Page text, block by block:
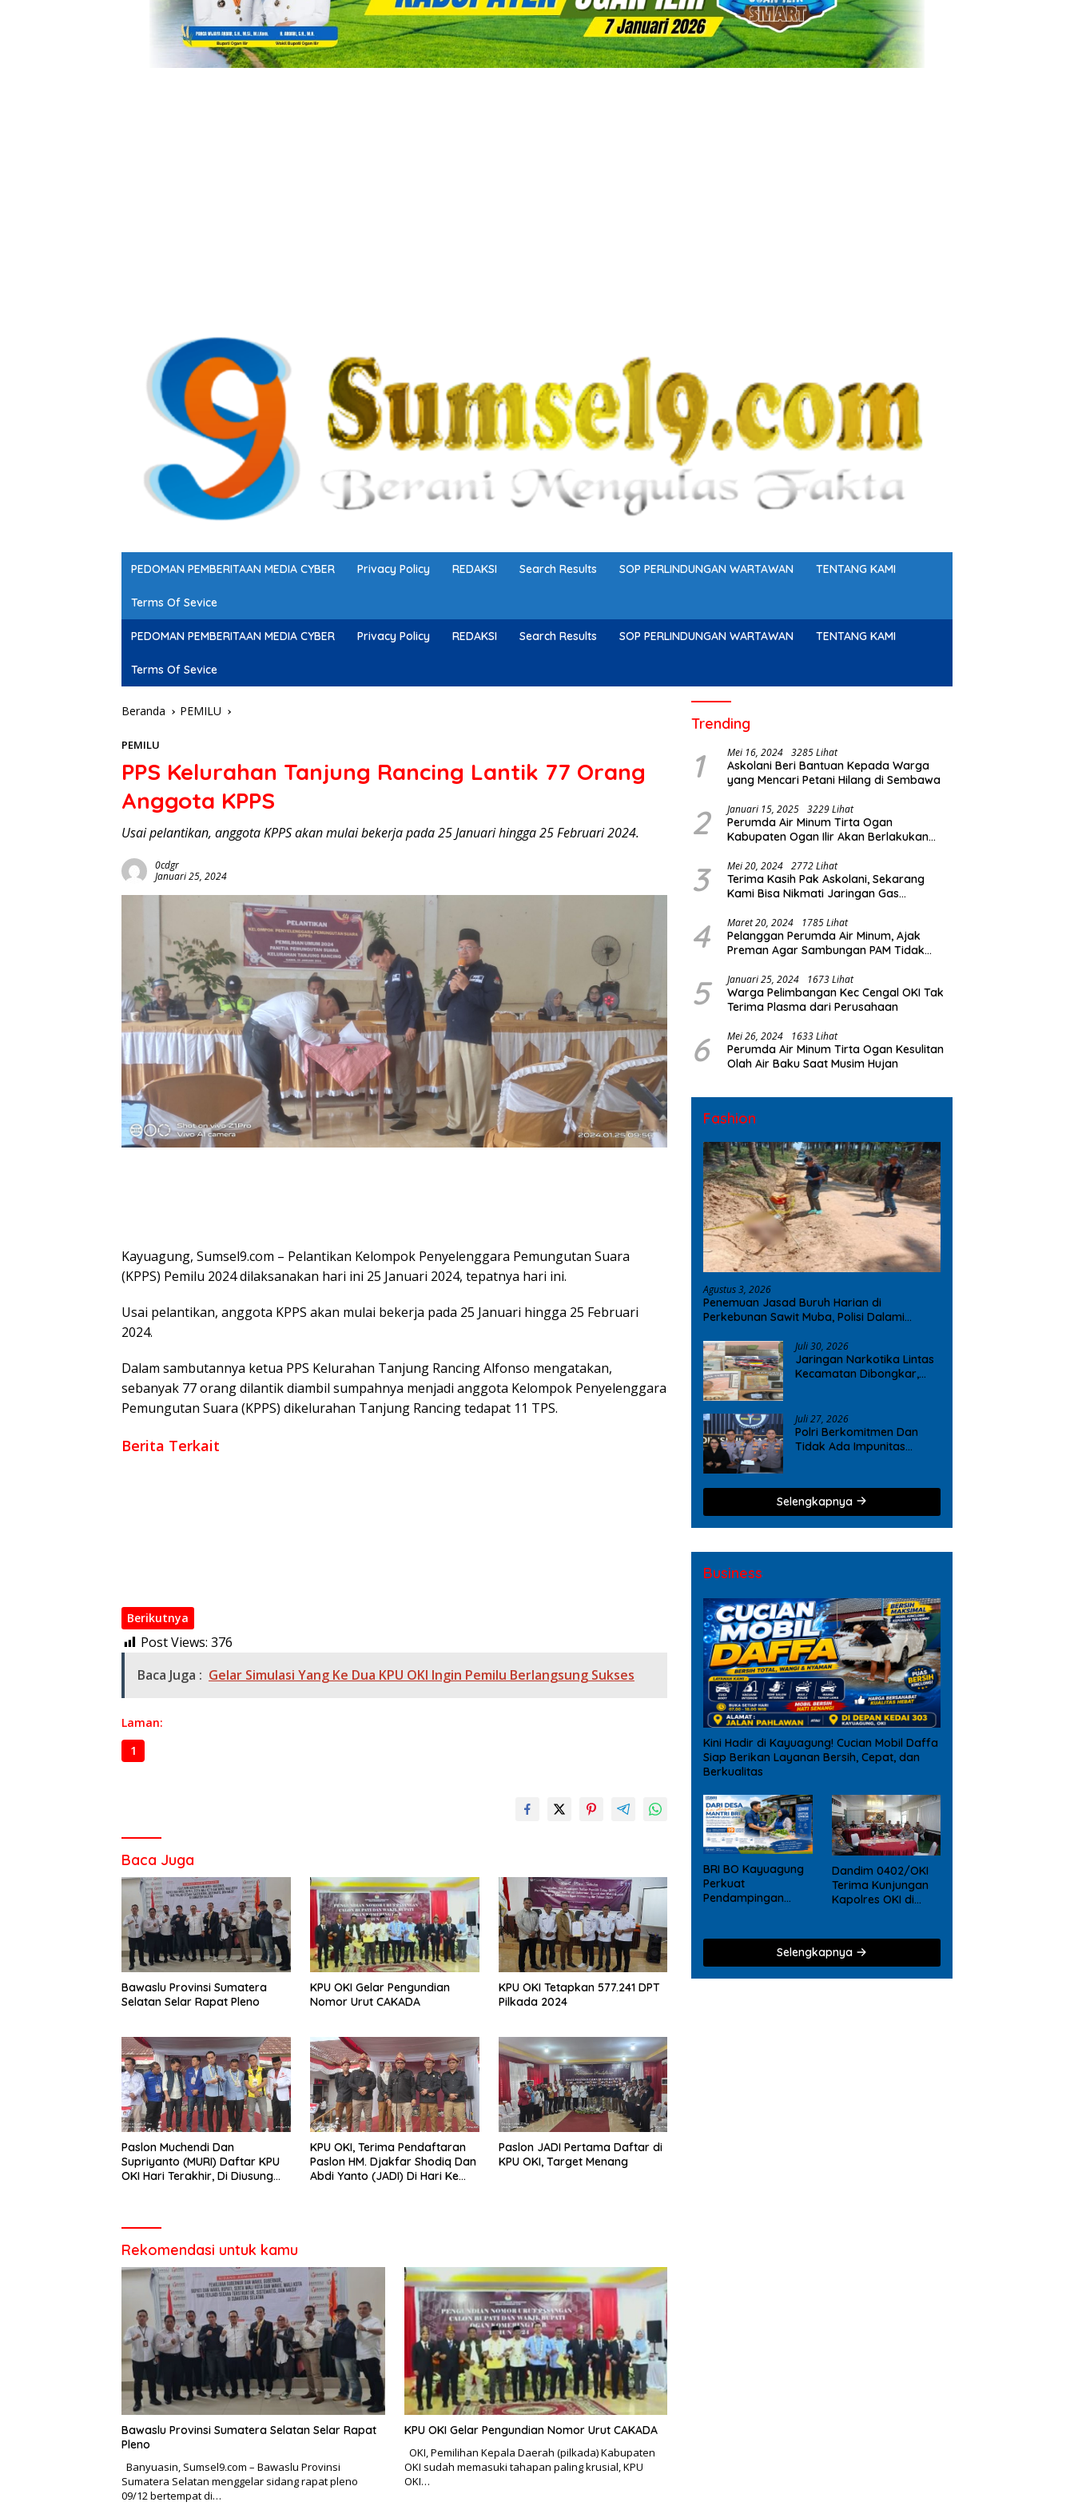
PEDOMAN PEMBERITAAN MEDIA CYBER Privacy Policy REDAKSI Search Results SOP PERLINDUNGAN WARTAWAN TENTANG KAMI
Terms Of Sevice
PEDOMAN PEMBERITAAN MEDIA CYBER Privacy Policy REDAKSI Search Results SOP PERLINDUNGAN WARTAWAN TENTANG KAMI
Terms Of Sevice
Beranda PEMILU
PEMILU
PPS Kelurahan Tanjung Rancing Lantik 77 Orang
Anggota KPPS
Usai pelantikan, anggota KPPS akan mulai bekerja pada 25 Januari hingga 25 Februari 2024.
0cdgr
Januari 25, 2024
Kayuagung, Sumsel9.com – Pelantikan Kelompok Penyelenggara Pemungutan Suara
(KPPS) Pemilu 2024 dilaksanakan hari ini 25 Januari 2024, tepatnya hari ini.
Usai pelantikan, anggota KPPS akan mulai bekerja pada 25 Januari hingga 25 Februari
2024.
Dalam sambutannya ketua PPS Kelurahan Tanjung Rancing Alfonso mengatakan,
sebanyak 77 orang dilantik diambil sumpahnya menjadi anggota Kelompok Penyelenggara
Pemungutan Suara (KPPS) dikelurahan Tanjung Rancing tedapat 11 TPS.
Berita Terkait
Berikutnya
Post Views: 376
Baca Juga : Gelar Simulasi Yang Ke Dua KPU OKI Ingin Pemilu Berlangsung Sukses
Laman:
1
Baca Juga
Bawaslu Provinsi Sumatera
Selatan Selar Rapat Pleno
KPU OKI Gelar Pengundian
Nomor Urut CAKADA
KPU OKI Tetapkan 577.241 DPT
Pilkada 2024
Paslon Muchendi Dan
Supriyanto (MURI) Daftar KPU
OKI Hari Terakhir, Di Diusung
KPU OKI, Terima Pendaftaran
Paslon HM. Djakfar Shodiq Dan
Abdi Yanto (JADI) Di Hari Ke
Paslon JADI Pertama Daftar di
KPU OKI, Target Menang
Rekomendasi untuk kamu
Bawaslu Provinsi Sumatera Selatan Selar Rapat
Pleno
Banyuasin, Sumsel9.com – Bawaslu Provinsi
Sumatera Selatan menggelar sidang rapat pleno
09/12 bertempat di…
KPU OKI Gelar Pengundian Nomor Urut CAKADA
OKI, Pemilihan Kepala Daerah (pilkada) Kabupaten
OKI sudah memasuki tahapan paling krusial, KPU
OKI…
Trending
1 Mei 16, 2024 3285 Lihat
Askolani Beri Bantuan Kepada Warga
yang Mencari Petani Hilang di Sembawa
2 Januari 15, 2025 3229 Lihat
Perumda Air Minum Tirta Ogan
Kabupaten Ogan Ilir Akan Berlakukan
3 Mei 20, 2024 2772 Lihat
Terima Kasih Pak Askolani, Sekarang
Kami Bisa Nikmati Jaringan Gas
4 Maret 20, 2024 1785 Lihat
Pelanggan Perumda Air Minum, Ajak
Preman Agar Sambungan PAM Tidak
5 Januari 25, 2024 1673 Lihat
Warga Pelimbangan Kec Cengal OKI Tak
Terima Plasma dari Perusahaan
6 Mei 26, 2024 1633 Lihat
Perumda Air Minum Tirta Ogan Kesulitan
Olah Air Baku Saat Musim Hujan
Fashion
Agustus 3, 2026
Penemuan Jasad Buruh Harian di
Perkebunan Sawit Muba, Polisi Dalami
Juli 30, 2026
Jaringan Narkotika Lintas
Kecamatan Dibongkar,
Juli 27, 2026
Polri Berkomitmen Dan
Tidak Ada Impunitas
Selengkapnya
Business
Kini Hadir di Kayuagung! Cucian Mobil Daffa
Siap Berikan Layanan Bersih, Cepat, dan
Berkualitas
BRI BO Kayuagung
Perkuat
Pendampingan
Dandim 0402/OKI
Terima Kunjungan
Kapolres OKI di
Selengkapnya